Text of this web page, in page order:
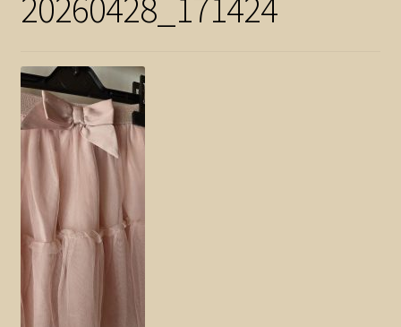
Winkel
Winkelmand
Linkjes
Contact en nieuwsbrief